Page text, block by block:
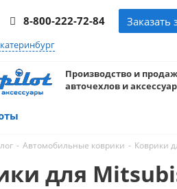
8-800-222-72-84 Заказать
Производство и
авточехлов и
- Автомобильные коврики - Коврики
для